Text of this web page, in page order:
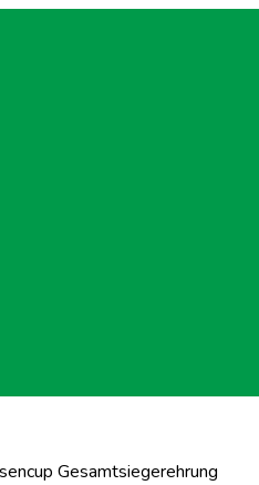
Gesamtsiegerehrung